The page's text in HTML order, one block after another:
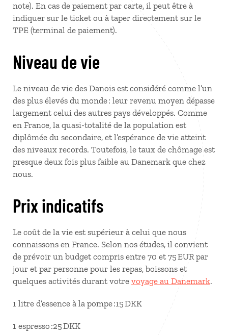
note). En cas de paiement par carte, il peut être à
indiquer sur le ticket ou à taper directement sur le
TPE (terminal de paiement).
Niveau de vie
Le niveau de vie des Danois est considéré comme l’un
des plus élevés du monde : leur revenu moyen dépasse
largement celui des autres pays développés. Comme
en France, la quasi-totalité de la population est
diplômée du secondaire, et l’espérance de vie atteint
des niveaux records. Toutefois, le taux de chômage est
presque deux fois plus faible au Danemark que chez
nous.
Prix indicatifs
Le coût de la vie est supérieur à celui que nous
connaissons en France. Selon nos études, il convient
de prévoir un budget compris entre 70 et 75 EUR par
jour et par personne pour les repas, boissons et
quelques activités durant votre voyage au Danemark.
1 litre d’essence à la pompe :15 DKK
1 espresso :25 DKK